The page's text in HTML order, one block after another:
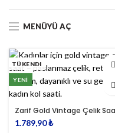
MENÜYÜ AÇ
TÜKENDI
YENI
Zarif Gold Vintage Çelik
1.789,90₺